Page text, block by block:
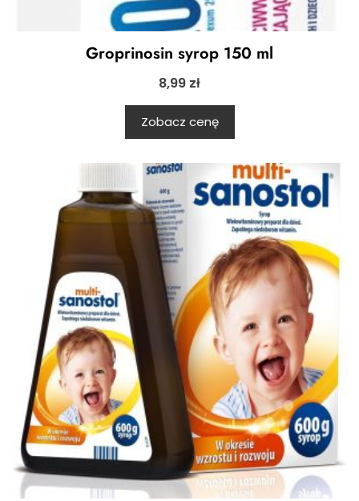
Groprinosin syrop 150 ml
8,99 zł
Zobacz cenę